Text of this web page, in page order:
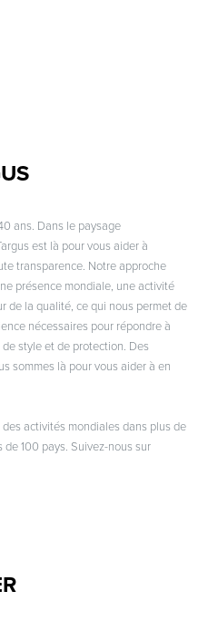
ans. Dans le paysage
est là pour vous aider à
transparence. Notre approche
présence mondiale, une activité
de la qualité, ce qui nous permet de
nécessaires pour répondre à
style et de protection. Des
sommes là pour vous aider à en
activités mondiales dans plus de
100 pays. Suivez-nous sur